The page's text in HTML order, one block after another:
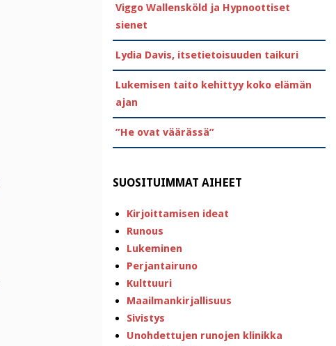
Viggo Wallensköld ja Hypnoottiset
sienet
Lydia Davis, itsetietoisuuden taikuri
Lukemisen taito kehittyy koko elämän
ajan
”He ovat väärässä”
SUOSITUIMMAT AIHEET
Kirjoittamisen ideat
Runous
Lukeminen
Perjantairuno
Kulttuuri
Maailmankirjallisuus
Sivistys
Unohdettujen runojen klinikka